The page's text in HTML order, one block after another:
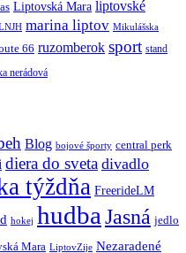
Liptovská Mara liptovské
marina liptov Mikulášska
66 ruzomberok sport stand
nerádová
Blog bojové športy central perk
diera do sveta divadlo
týždňa FreerideLM
hokej hudba Jasná jedlo
Mara LiptovZije Nezaradené